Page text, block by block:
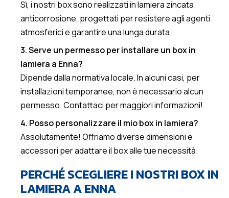
Sì, i nostri box sono realizzati in lamiera zincata
anticorrosione, progettati per resistere agli agenti
atmosferici e garantire una lunga durata.
3. Serve un permesso per installare un box in
lamiera a Enna?
Dipende dalla normativa locale. In alcuni casi, per
installazioni temporanee, non è necessario alcun
permesso. Contattaci per maggiori informazioni!
4. Posso personalizzare il mio box in lamiera?
Assolutamente! Offriamo diverse dimensioni e
accessori per adattare il box alle tue necessità.
PERCHÉ SCEGLIERE I NOSTRI BOX IN
LAMIERA A ENNA